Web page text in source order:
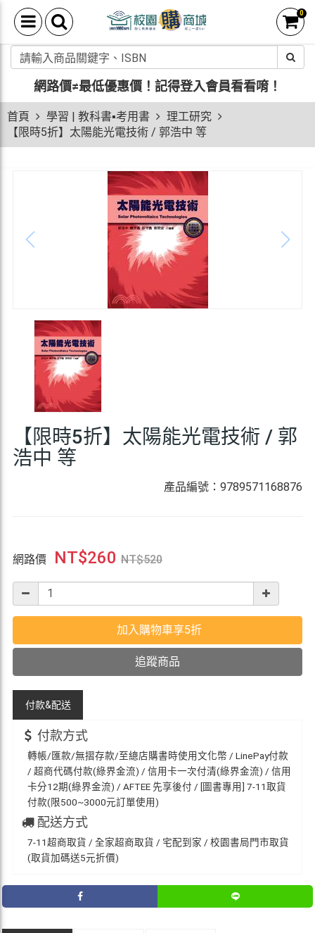
0
網路價≠最低優惠價！ 記得登入會員看看唷！
首頁 學習 | 教科書▪考用書
理工研究
【限時5折】太陽能光電技術 / 郭浩中 等
【限時5折】太陽能光電技術 / 郭
浩中 等
產品編號：9789571168876
網路價 NT$260 NT$520
加入購物車享5折
追蹤商品
付款&配送
付款方式
轉帳/匯款/無摺存款/至總店購書時使用文化幣 / LinePay付款
/ 超商代碼付款(綠界金流) / 信用卡一次付清(綠界金流) / 信用
卡分12期(綠界金流) / AFTEE 先享後付 / [圖書專用] 7-11取貨
付款(限500~3000元訂單使用)
配送方式
7-11超商取貨 / 全家超商取貨 / 宅配到家 / 校園書局門市取貨
(取貨加碼送5元折價)